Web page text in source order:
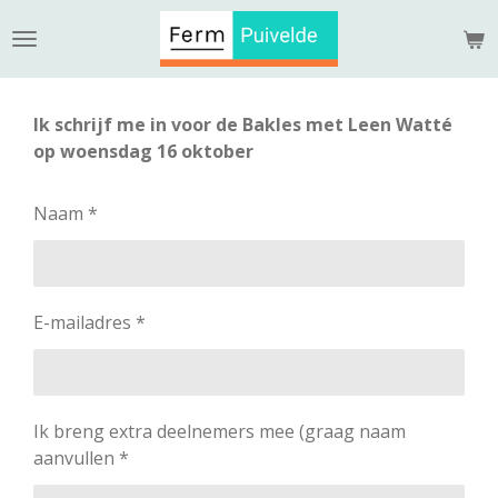
direct
naar
hoofdinhoud
Ik schrijf me in voor de Bakles met Leen Watté
op woensdag 16 oktober
Naam *
E-mailadres *
Ik breng extra deelnemers mee (graag naam
aanvullen *